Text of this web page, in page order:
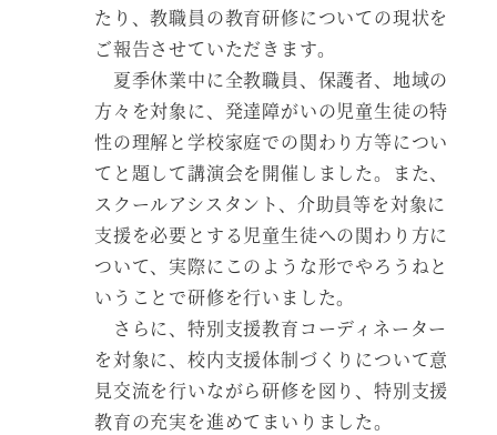
たり、教職員の教育研修についての現状を
ご報告させていただきます。
夏季休業中に全教職員、保護者、地域の
方々を対象に、発達障がいの児童生徒の特
性の理解と学校家庭での関わり方等につい
てと題して講演会を開催しました。また、
スクールアシスタント、介助員等を対象に
支援を必要とする児童生徒への関わり方に
ついて、実際にこのような形でやろうねと
いうことで研修を行いました。
さらに、特別支援教育コーディネーター
を対象に、校内支援体制づくりについて意
見交流を行いながら研修を図り、特別支援
教育の充実を進めてまいりました。